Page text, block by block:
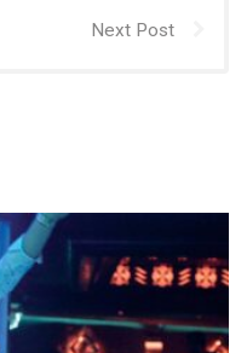
Next Post